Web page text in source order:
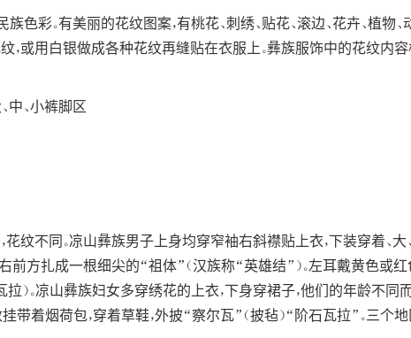
彩。有美丽的花纹图案，有桃花、刺绣、贴花、滚边、花卉、植物、
，或用白银做成各种花纹再缝贴在衣服上。彝族服饰中的花纹内
中、小裤脚区
纹不同。凉山彝族男子上身均穿窄袖右斜襟贴上衣，下装穿着、大
前方扎成一根细尖的“祖体”（汉族称“英雄结”）。左耳戴黄色或
）。凉山彝族妇女多穿绣花的上衣，下身穿裙子，他们的年龄不同
带着烟荷包，穿着草鞋，外披“察尔瓦”（披毡）“阶石瓦拉”。三个